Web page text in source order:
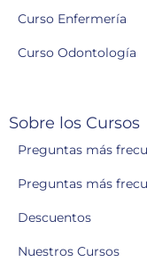
Curso Enfermería
Curso Odontología
Sobre los Cursos
Preguntas más
Preguntas más
Descuentos
Nuestros Cursos